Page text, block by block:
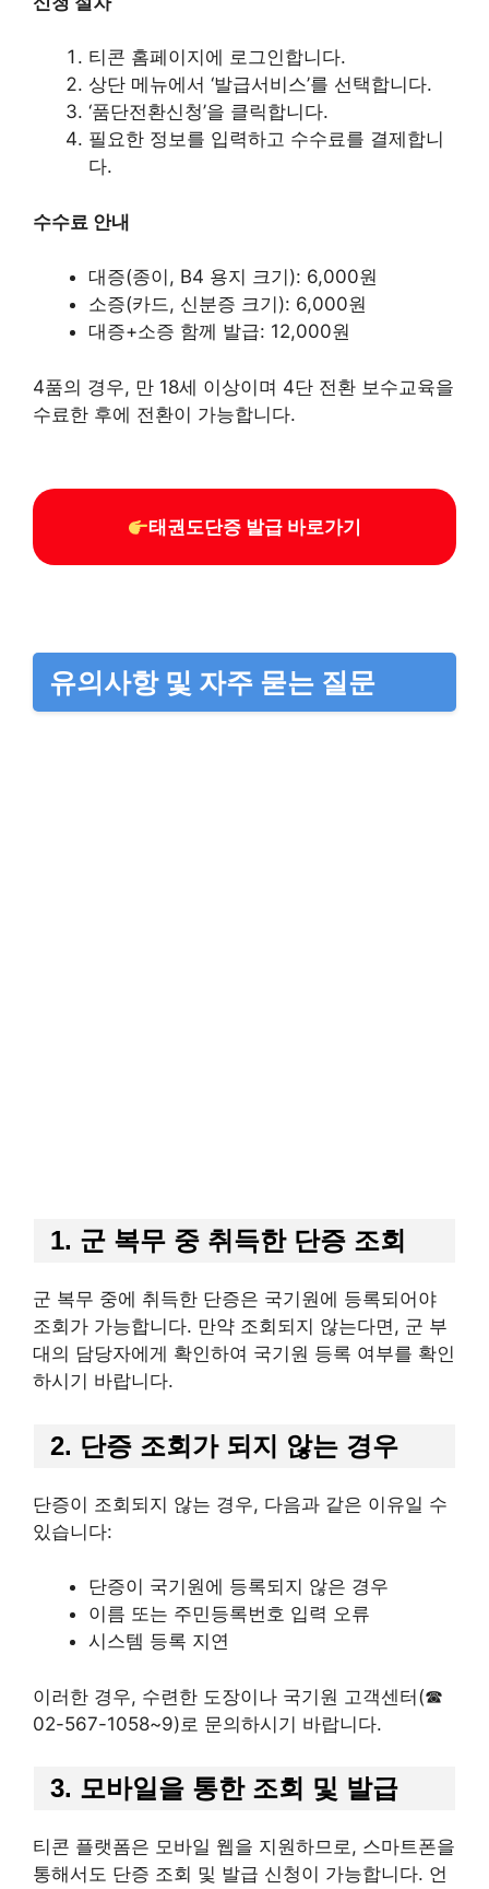
티콘 홈페이지에 로그인합니다.
상단 메뉴에서 ‘발급서비스’를 선택합니다.
‘품단전환신청’을 클릭합니다.
필요한 정보를 입력하고 수수료를 결제합니
다.
수수료 안내
대증(종이, B4 용지 크기): 6,000원
소증(카드, 신분증 크기): 6,000원
대증+소증 함께 발급: 12,000원
4품의 경우, 만 18세 이상이며 4단 전환 보수교육을
수료한 후에 전환이 가능합니다.
태권도단증 발급 바로가기
유의사항 및 자주 묻는 질문
1. 군 복무 중 취득한 단증 조회
군 복무 중에 취득한 단증은 국기원에 등록되어야
조회가 가능합니다. 만약 조회되지 않는다면, 군 부
대의 담당자에게 확인하여 국기원 등록 여부를 확인
하시기 바랍니다.
2. 단증 조회가 되지 않는 경우
단증이 조회되지 않는 경우, 다음과 같은 이유일 수
있습니다:
단증이 국기원에 등록되지 않은 경우
이름 또는 주민등록번호 입력 오류
시스템 등록 지연
이러한 경우, 수련한 도장이나 국기원 고객센터(☎
02-567-1058~9)로 문의하시기 바랍니다.
3. 모바일을 통한 조회 및 발급
티콘 플랫폼은 모바일 웹을 지원하므로, 스마트폰을
통해서도 단증 조회 및 발급 신청이 가능합니다. 언